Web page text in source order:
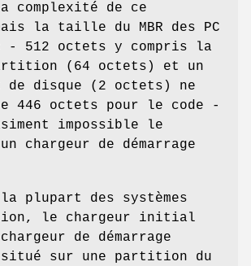
de ce
la taille du MBR des PC
512 octets y compris la
(64 octets) et un
disque (2 octets) ne
446 octets pour le code -
impossible le
chargeur de démarrage
plupart des systèmes
le chargeur initial
de démarrage
situé sur une partition du